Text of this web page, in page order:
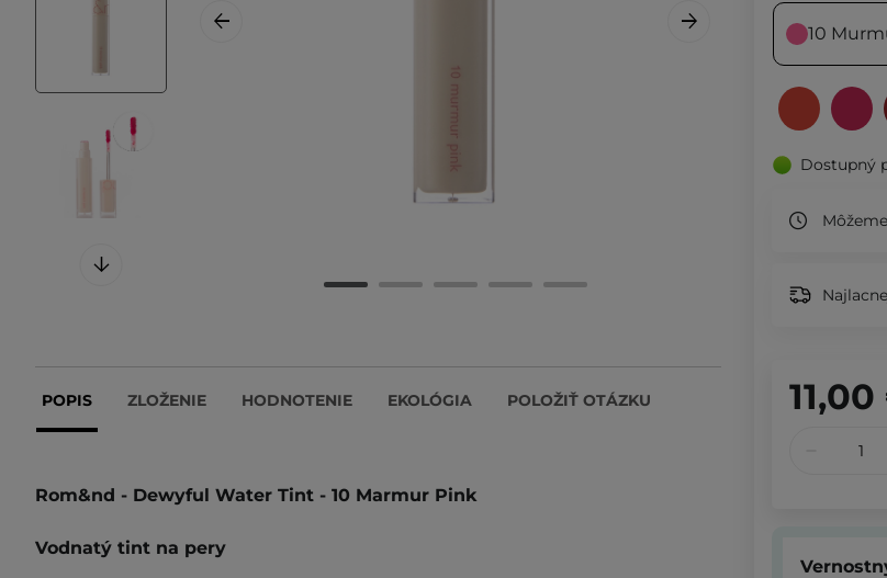
POPIS ZLOŽENIE HODNOTENIE EKOLÓGIA POLOŽIŤ OTÁZKU
Rom&nd - Dewyful Water Tint - 10 Marmur Pink
Vodnatý tint na pery
10
Dostupný